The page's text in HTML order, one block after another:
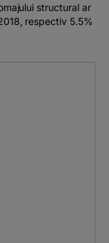
structural ar
respectiv 5.5%